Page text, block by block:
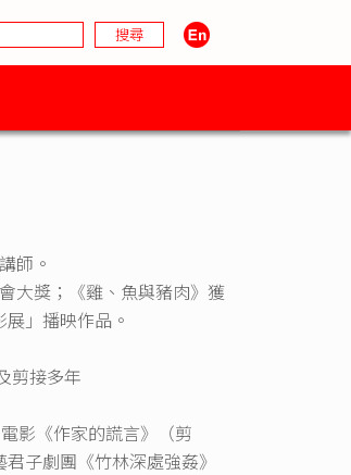
師。
大獎；《雞、魚與豬肉》獲
」播映作品。
剪接多年
影《作家的謊言》（剪
子劇團《竹林深處強姦》